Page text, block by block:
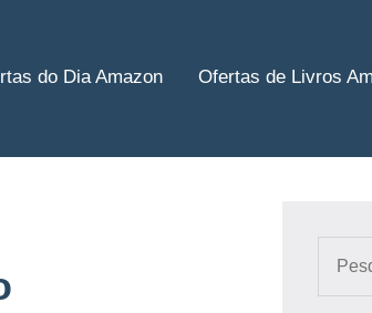
do Dia Amazon Ofertas de Livros